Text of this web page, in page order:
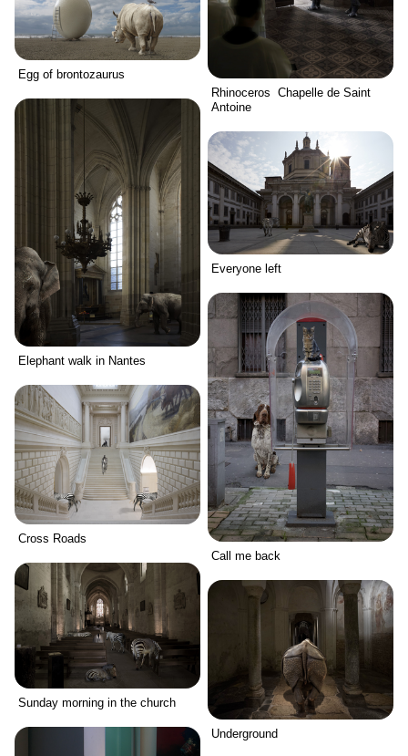
Rhinoceros Chapelle de Saint
Antoine
Egg of brontozaurus
Elephant walk in Nantes
Everyone left
Call me back
Cross Roads
Sunday morning in the church
Underground